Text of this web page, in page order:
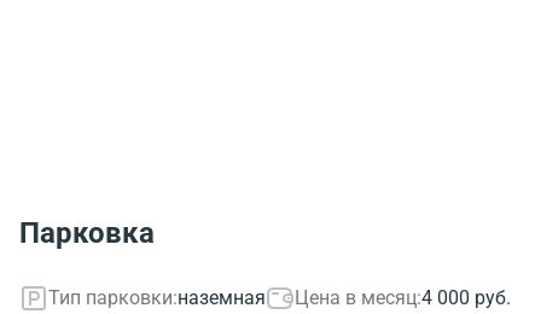
Парковка
Тип парковки:наземная Цена в месяц:4 000 руб.